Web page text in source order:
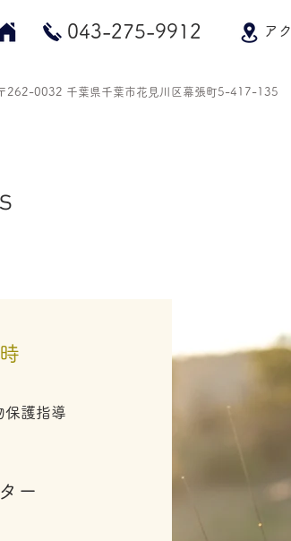
​043-275-9912 ア
262-0032 千葉県千葉市花見川区幕張町5-417-135
保護指導
ー